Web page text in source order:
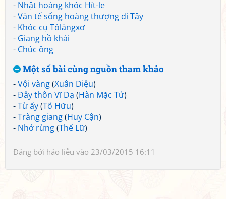
- Nhật hoàng khóc Hít-le
-Văn tế sống hoàng thượng đi Tây
- Khóc cụ Tôlăngxơ
- Giang hồ khái
- Chúc ông
Một số bài cùng nguồn tham khảo
-Vội vàng(Xuân Diệu)
-Đây thôn Vĩ Dạ (Hàn Mặc Tử)
-Từ ấy(Tố Hữu)
-Tràng giang(Huy Cận)
- Nhớ rừng(Thế Lữ)
Đăng bởi hảo liễu vào 23/03/2015 16:11